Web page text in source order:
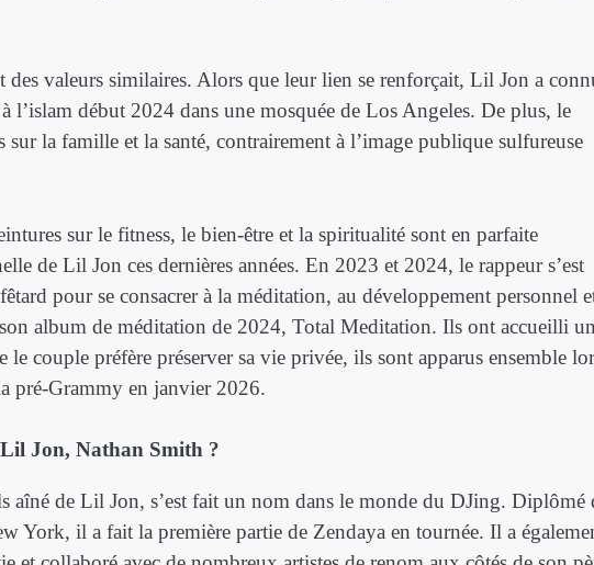
valeurs similaires. Alors que leur lien se renforçait, Lil Jon a
l’islam début 2024 dans une mosquée de Los Angeles. De plus, le
la famille et la santé, contrairement à l’image publique sulfureuse
sur le fitness, le bien-être et la spiritualité sont en parfaite
de Lil Jon ces dernières années. En 2023 et 2024, le rappeur s’est
pour se consacrer à la méditation, au développement personnel
album de méditation de 2024, Total Meditation. Ils ont accueilli
couple préfère préserver sa vie privée, ils sont apparus ensemble
pré-Grammy en janvier 2026.
Lil Jon, Nathan Smith ?
aîné de Lil Jon, s’est fait un nom dans le monde du DJing. Diplômé
York, il a fait la première partie de Zendaya en tournée. Il a